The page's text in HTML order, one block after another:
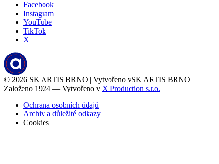
Facebook
Instagram
YouTube
TikTok
X
© 2026 SK ARTIS BRNO | Vytvořeno vSK ARTIS BRNO |
Založeno 1924 — Vytvořeno v X Production s.r.o.
Ochrana osobních údajů
Archiv a důležité odkazy
Cookies